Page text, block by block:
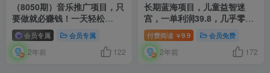
（8050期）音乐推广项目，只
要做就必赚钱！一天轻松
300+！无脑操作，互联网小白
的项目会员专属 会员专属
2年前 122
长期蓝海项目，儿童益智迷
宫，一单利润39.8，几乎零成
本，一部手机实现月入过万
付费阅读 ￥9.9 会员免费
2年前 172